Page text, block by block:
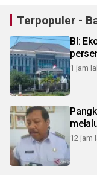
Terpopuler -
BI:
1 jam
12 jam